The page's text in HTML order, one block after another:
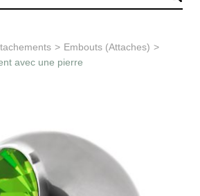
> Embouts (Attaches) >
avec une pierre